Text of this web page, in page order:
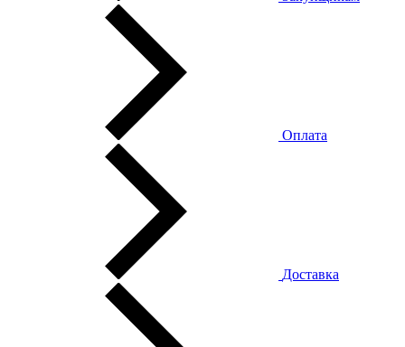
Оплата
Доставка